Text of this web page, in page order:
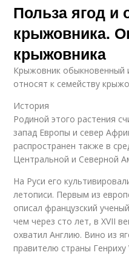
Польза ягод и
крыжовника.
крыжовника
Крыжовник обыкновенный
относят к семейству
История
Родиной этого растения
запад Европы и север
распространен также в
Центральной и Северной
На Руси его
летописи. Первым из
описал французский
чем через сто лет, в XVII
охватил Англию. Вино из
правителю страны Генриху